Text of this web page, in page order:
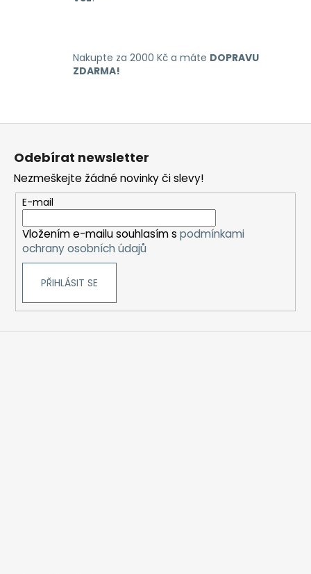
k
p
Nakupte za 2000 Kč a máte DOPRAVU
ZDARMA!
Z
Odebírat newsletter
Nezmeškejte žádné novinky či slevy!
E-mail
Vložením e-mailu souhlasím s podmínkami
ochrany osobních údajů
PŘIHLÁSIT SE